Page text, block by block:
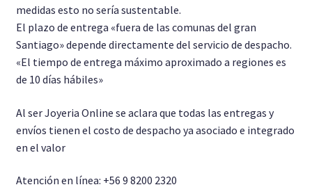
medidas esto no sería sustentable.
El plazo de entrega «fuera de las comunas del gran
Santiago» depende directamente del servicio de despacho.
«El tiempo de entrega máximo aproximado a regiones es
de 10 días hábiles»
Al ser Joyeria Online se aclara que todas las entregas y
envíos tienen el costo de despacho ya asociado e integrado
en el valor
Atención en línea: +56 9 8200 2320